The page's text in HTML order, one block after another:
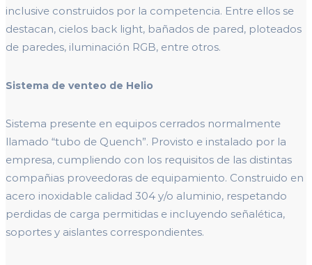
inclusive construidos por la competencia. Entre ellos se
destacan, cielos back light, bañados de pared, ploteados
de paredes, iluminación RGB, entre otros.
Sistema de venteo de Helio
Sistema presente en equipos cerrados normalmente
llamado “tubo de Quench”. Provisto e instalado por la
empresa, cumpliendo con los requisitos de las distintas
compañias proveedoras de equipamiento. Construido en
acero inoxidable calidad 304 y/o aluminio, respetando
perdidas de carga permitidas e incluyendo señalética,
soportes y aislantes correspondientes.